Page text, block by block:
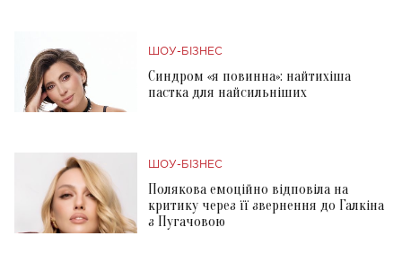
ШОУ-БІЗНЕС
Синдром «я повинна»: найтихіша
пастка для найсильніших
ШОУ-БІЗНЕС
Полякова емоційно відповіла на
критику через її звернення до Галкіна
з Пугачовою